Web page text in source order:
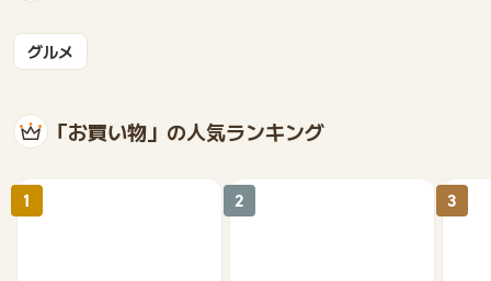
グルメ
「お買い物」の人気ランキング
1 2 3